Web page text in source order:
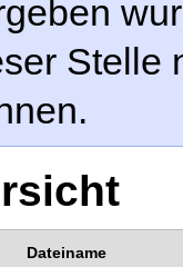
Stelle
Dateiname